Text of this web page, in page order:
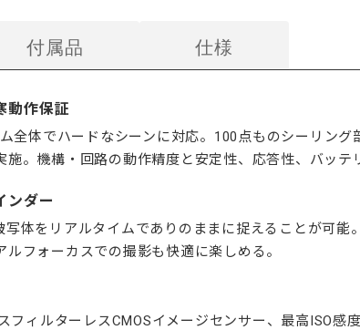
付属品 仕様
作保証
全体でハードなシーンに対応。100点ものシーリン
施。機構・回路の動作精度と安定性、応答性、バッ
ンダー
写体をリアルタイムでありのままに捉えることが可
フォーカスでの撮影も快適に楽しめる。
フィルターレスCMOSイメージセンサー、最高ISO